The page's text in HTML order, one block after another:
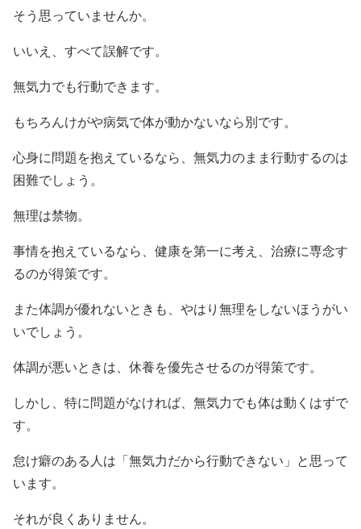
そう思っていませんか。
いいえ、すべて誤解です。
無気力でも行動できます。
もちろんけがや病気で体が動かないなら別です。
心身に問題を抱えているなら、無気力のまま行動するのは
困難でしょう。
無理は禁物。
事情を抱えているなら、健康を第一に考え、治療に専念す
るのが得策です。
また体調が優れないときも、やはり無理をしないほうがい
いでしょう。
体調が悪いときは、休養を優先させるのが得策です。
しかし、特に問題がなければ、無気力でも体は動くはずで
す。
怠け癖のある人は「無気力だから行動できない」と思って
います。
それが良くありません。